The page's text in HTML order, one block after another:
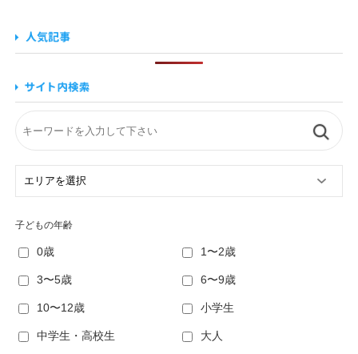
子どもの年齢
0歳 1〜2歳
3〜5歳 6〜9歳
10〜12歳 小学生
中学生・高校生 大人